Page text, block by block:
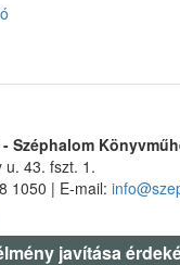
tartalommal
Széphalom
u. 43. fszt. 1.
1050 | E-mail:
javítása